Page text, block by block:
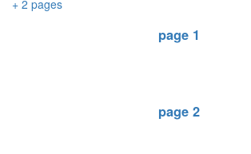
+ 2 pages
page 1
page 2